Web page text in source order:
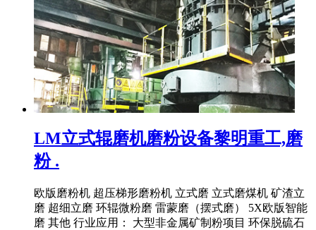
LM立式辊磨机磨粉设备黎明重工,磨
粉 .
欧版磨粉机 超压梯形磨粉机 立式磨 立式磨煤机 矿渣立
磨 超细立磨 环辊微粉磨 雷蒙磨（摆式磨） 5X欧版智能
磨 其他 行业应用： 大型非金属矿制粉项目 环保脱硫石